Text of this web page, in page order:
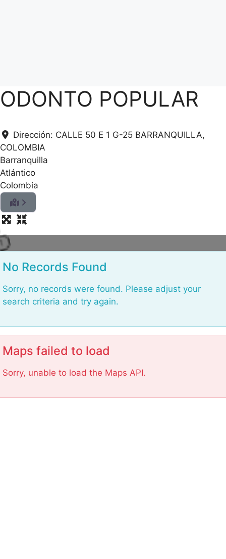
ODONTO POPULAR
Dirección: CALLE 50 E 1 G-25 BARRANQUILLA,
COLOMBIA
Barranquilla
Atlántico
Colombia
No Records Found
Sorry, no records were found. Please adjust your
search criteria and try again.
Maps failed to load
Sorry, unable to load the Maps API.